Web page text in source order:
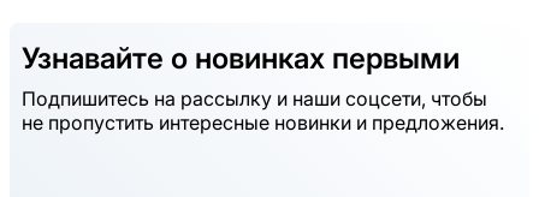
Узнавайте о новинках первыми
Подпишитесь на рассылку и наши соцсети, чтобы
не пропустить интересные новинки и предложения.